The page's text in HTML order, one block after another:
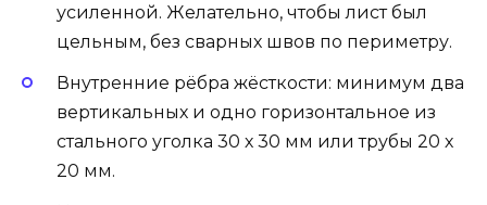
усиленной. Желательно, чтобы лист был
цельным, без сварных швов по периметру.
Внутренние рёбра жёсткости: минимум два
вертикальных и одно горизонтальное из
стального уголка 30 х 30 мм или трубы 20 х
20 мм.